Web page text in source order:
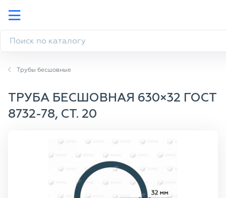
Трубы бесшовные
ТРУБА БЕСШОВНАЯ 630×32 ГОСТ
8732-78, СТ. 20